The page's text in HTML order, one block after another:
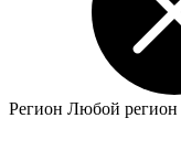
Регион Любой регион